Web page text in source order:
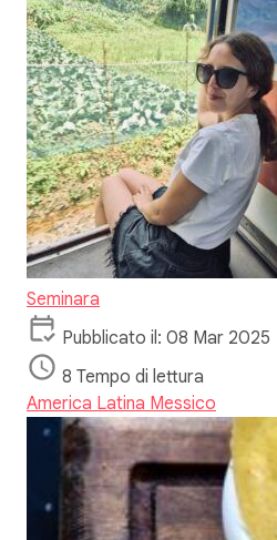
Seminara
Pubblicato il: 08 Mar 2025
8 Tempo di lettura
America Latina Messico